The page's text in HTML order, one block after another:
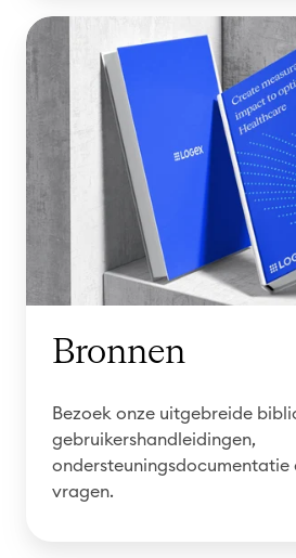
B
r
n
e
Bronnen
Bezoek onze uitgebreide
gebruikershandleidingen,
ondersteuningsdocumentatie
vragen.